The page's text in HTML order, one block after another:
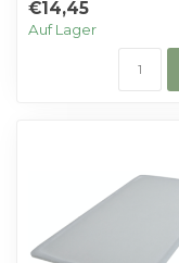
€14,45
Auf Lager